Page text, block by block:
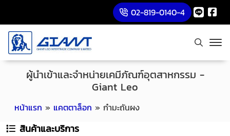
02-819-0140-4
หน้าแรก » แคตตาล็อก » กำมะถันผง
ผู้นำเข้าและจำหน่ายเคมีภัณฑ์อุตสาหกรรม -
Giant Leo
สินค้าและบริการ